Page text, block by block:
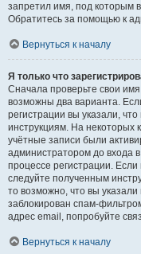
запретил имя, под которым
Обратитесь за помощью к
Вернуться к началу
Я только что
Сначала проверьте свои
возможны два варианта.
регистрации вы указали,
инструкциям. На некоторых
учётные записи были
администратором до входа
процессе регистрации.
следуйте полученным
то возможно, что вы
заблокирован спам-
адрес email, попробуйте
Вернуться к началу